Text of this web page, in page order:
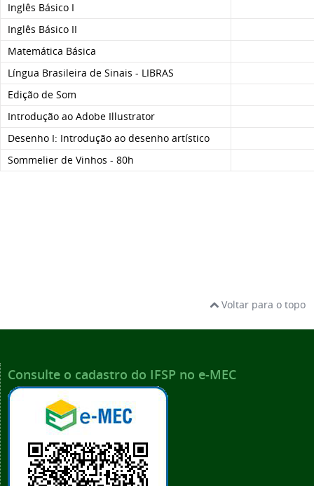
Inglês Básico I
Inglês Básico II
Matemática Básica
Língua Brasileira de Sinais - LIBRAS
Edição de Som
Introdução ao Adobe Illustrator
Desenho I: Introdução ao desenho artístico
Sommelier de Vinhos - 80h
Voltar para o topo
Consulte o cadastro do IFSP no e-MEC